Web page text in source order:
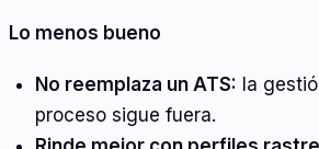
Lo menos bueno
No reemplaza un ATS: la
proceso sigue fuera.